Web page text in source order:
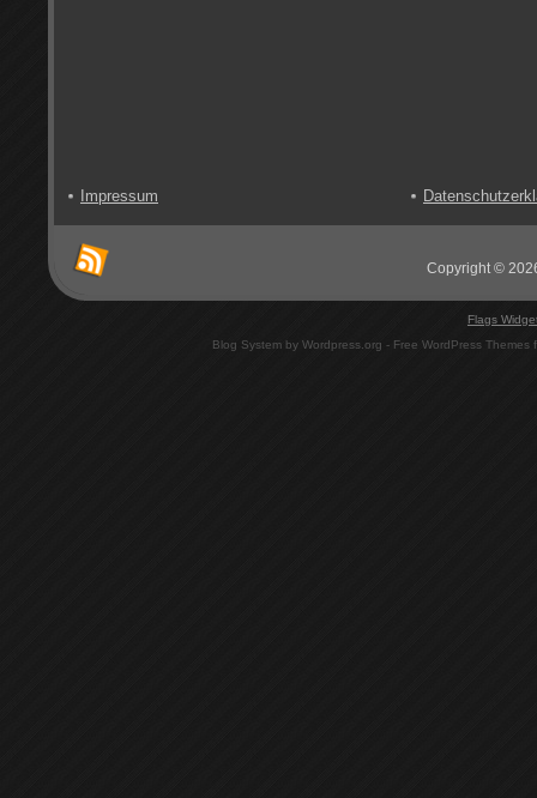
Impressum
Copyright ©
Flags
Blog System by Wordpress.org - Free WordPress Themes